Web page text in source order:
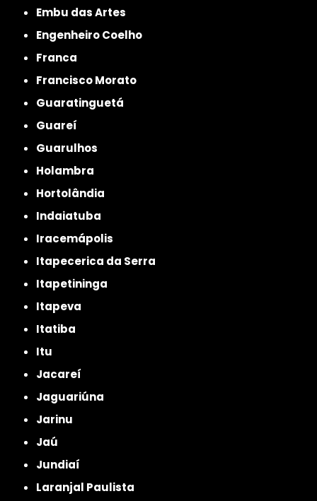
Embu das Artes
Engenheiro Coelho
Franca
Francisco Morato
Guaratinguetá
Guareí
Guarulhos
Holambra
Hortolândia
Indaiatuba
Iracemápolis
Itapecerica da Serra
Itapetininga
Itapeva
Itatiba
Itu
Jacareí
Jaguariúna
Jarinu
Jaú
Jundiaí
Laranjal Paulista